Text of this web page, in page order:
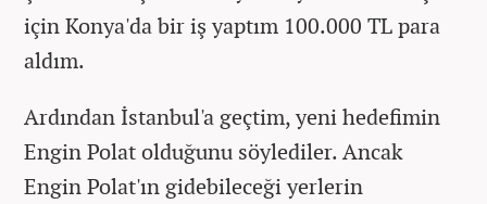
için Konya'da bir iş yaptım 100.000 TL para
aldım.
Ardından İstanbul'a geçtim, yeni hedefimin
Engin Polat olduğunu söylediler. Ancak
Engin Polat'ın gidebileceği yerlerin